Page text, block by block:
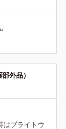
とって、さ
たい逸品で
外品）
はブライトウ